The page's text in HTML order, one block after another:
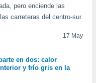
pero enciende las
carreteras del centro-sur.
17 May
en dos: calor
y frío gris en la